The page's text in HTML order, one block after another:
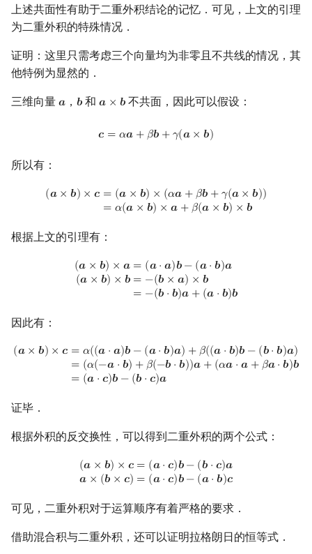
上述共面性有助于二重外积结论的记忆．可见，上文的引理
为二重外积的特殊情况．
证明：这里只需考虑三个向量均为非零且不共线的情况，其
他特例为显然的．
三维向量 𝒂
a ，𝒃
b 和𝒂 × 𝒃
a×b 不共面，因此可以假设：
𝒄 = 𝛼𝒂 +𝛽𝒃 +𝛾(𝒂 × 𝒃)
c=α a+ βb +γ (a×b )
所以有：
(𝒂 × 𝒃) × 𝒄 = (𝒂 × 𝒃) × (𝛼𝒂 +𝛽𝒃 +𝛾(𝒂 × 𝒃))
= 𝛼(𝒂 × 𝒃) × 𝒂 +𝛽(𝒂 × 𝒃) × 𝒃
×b)×c =(a ×b)×(α a+ βb+γ (a ×b))=α(a× b)×a+β(a×b)
根据上文的引理有：
(𝒂 × 𝒃) × 𝒂 = (𝒂⋅ 𝒂)𝒃− (𝒂⋅ 𝒃)𝒂
(𝒂 × 𝒃) × 𝒃 = −(𝒃 × 𝒂) × 𝒃
= −(𝒃 ⋅ 𝒃)𝒂 + (𝒂 ⋅ 𝒃)𝒃
⋅a) b− (a⋅ b) a( a× b)× b=−(b× a)× b=−(b
因此有：
(𝒂 × 𝒃) × 𝒄 = 𝛼((𝒂 ⋅ 𝒂)𝒃 − (𝒂⋅ 𝒃)𝒂) +𝛽((𝒂 ⋅ 𝒃)𝒃 − (𝒃⋅ 𝒃)𝒂)
= (𝛼(−𝒂 ⋅ 𝒃) +𝛽(−𝒃 ⋅ 𝒃))𝒂 + (𝛼𝒂 ⋅ 𝒂 +𝛽𝒂⋅ 𝒃)𝒃
= (𝒂 ⋅ 𝒄)𝒃 − (𝒃 ⋅ 𝒄)𝒂
(a× b) ×c =α ((a⋅a )b−(a ⋅ b)a) +β ((a ⋅b)b−( b⋅b)a)= (α(−a ⋅b )+β( −b⋅b
证毕．
根据外积的反交换性，可以得到二重外积的两个公式：
(𝒂 × 𝒃) × 𝒄 = (𝒂⋅ 𝒄)𝒃− (𝒃 ⋅ 𝒄)𝒂
𝒂 × (𝒃 × 𝒄) = (𝒂⋅ 𝒄)𝒃− (𝒂⋅ 𝒃)𝒄
×c= (a ⋅c) b− (b⋅c )aa × (b× c)=(a c)b−
可见，二重外积对于运算顺序有着严格的要求．
借助混合积与二重外积，还可以证明拉格朗日的恒等式．